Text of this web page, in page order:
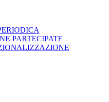
PARTECIPATE